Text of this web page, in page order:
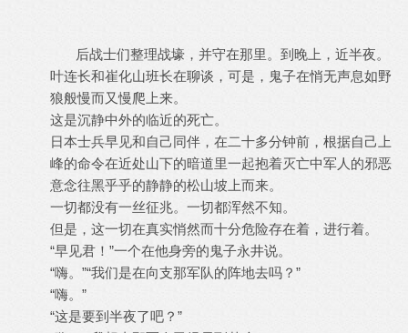
后战士们整理战壕，并守在那里。到晚上，近半夜。
叶连长和崔化山班长在聊谈，可是，鬼子在悄无声息如野
狼般慢而又慢爬上来。
这是沉静中外的临近的死亡。
日本士兵早见和自己同伴，在二十多分钟前，根据自己上
峰的命令在近处山下的暗道里一起抱着灭亡中军人的邪恶
意念往黑乎乎的静静的松山坡上而来。
一切都没有一丝征兆。一切都浑然不知。
但是，这一切在真实悄然而十分危险存在着，进行着。
“早见君！”一个在他身旁的鬼子永井说。
“嗨。”“我们是在向支那军队的阵地去吗？”
“嗨。”
“这是要到半夜了吧？”